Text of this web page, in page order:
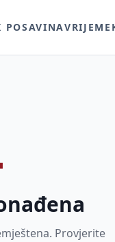
POSAVINAVRIJEME
Provjerite